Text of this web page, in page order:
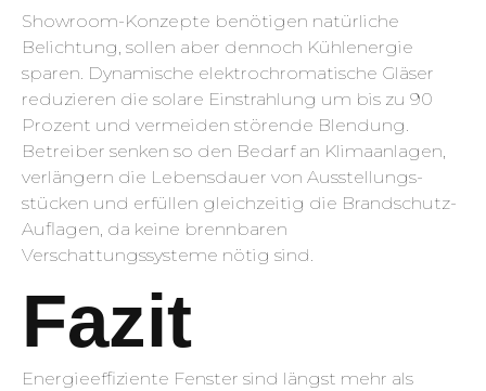
Showroom-Konzepte benötigen natürliche
Belichtung, sollen aber dennoch Kühlenergie
sparen. Dynamische elektrochromatische Gläser
reduzieren die solare Einstrahlung um bis zu 90
Prozent und vermeiden störende Blendung.
Betreiber senken so den Bedarf an Klimaanlagen,
verlängern die Lebensdauer von Ausstellungs­
stücken und erfüllen gleichzeitig die Brandschutz-
Auflagen, da keine brennbaren
Verschattungssysteme nötig sind.
Fazit
Energieeffiziente Fenster sind längst mehr als